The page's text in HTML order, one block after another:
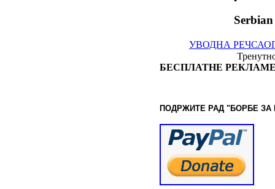
УВОДНА РЕЧ
БЕСПЛАТНЕ
ПОДРЖИТЕ РАД "БОРБЕ ЗА